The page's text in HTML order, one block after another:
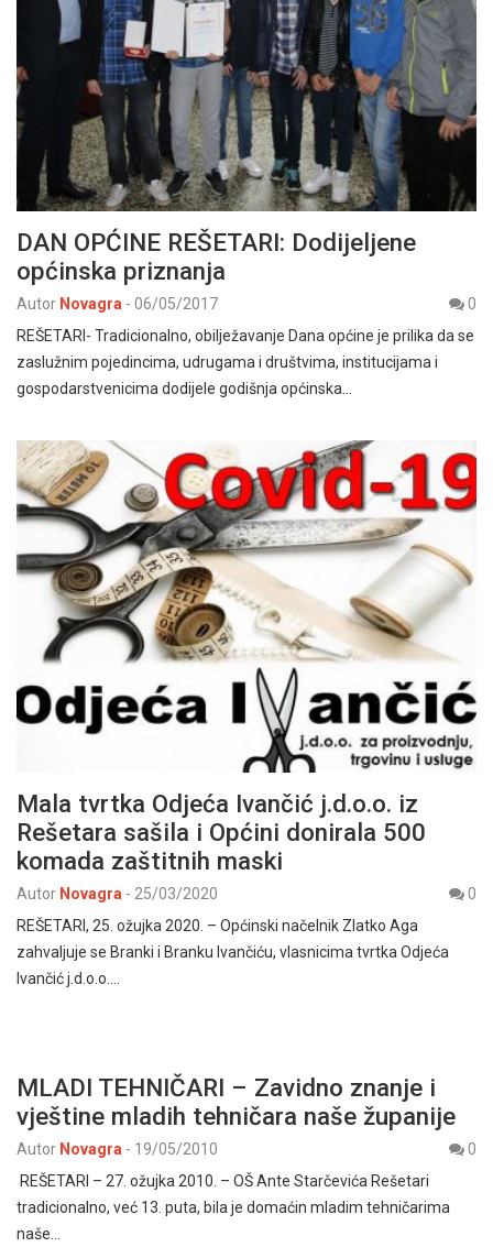
DAN OPĆINE REŠETARI: Dodijeljene
općinska priznanja
Autor Novagra - 06/05/2017
0
REŠETARI- Tradicionalno, obilježavanje Dana općine je prilika da se
zaslužnim pojedincima, udrugama i društvima, institucijama i
gospodarstvenicima dodijele godišnja općinska…
Mala tvrtka Odjeća Ivančić j.d.o.o. iz
Rešetara sašila i Općini donirala 500
komada zaštitnih maski
Autor Novagra - 25/03/2020
0
REŠETARI, 25. ožujka 2020. – Općinski načelnik Zlatko Aga
zahvaljuje se Branki i Branku Ivančiću, vlasnicima tvrtka Odjeća
Ivančić j.d.o.o.…
MLADI TEHNIČARI – Zavidno znanje i
vještine mladih tehničara naše županije
Autor Novagra - 19/05/2010
0
REŠETARI – 27. ožujka 2010. – OŠ Ante Starčevića Rešetari
tradicionalno, već 13. puta, bila je domaćin mladim tehničarima
naše…